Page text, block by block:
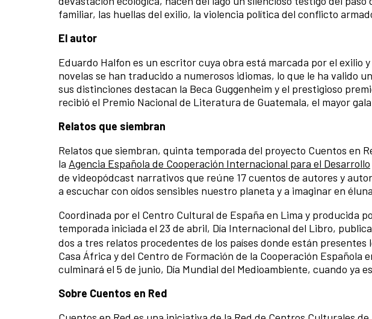
familiar, las huellas del exilio, la violencia política del conflicto
El autor
Eduardo Halfon es un escritor cuya obra está marcada por el exilio
novelas se han traducido a numerosos idiomas, lo que le ha valido
sus distinciones destacan la Beca Guggenheim y el prestigioso
recibió el Premio Nacional de Literatura de Guatemala, el mayor
Relatos que siembran
Relatos que siembran, quinta temporada del proyecto Cuentos en
la Agencia Española de Cooperación Internacional para el Desarrollo
de videopódcast narrativos que reúne 17 cuentos de autores y
a escuchar con oídos sensibles nuestro planeta y a imaginar en
Coordinada por el Centro Cultural de España en Lima y producida
temporada iniciada el 23 de abril, Día Internacional del Libro,
dos a tres relatos procedentes de los países donde están presentes
Casa África y del Centro de Formación de la Cooperación Española
culminará el 5 de junio, Día Mundial del Medioambiente, cuando ya
Sobre Cuentos en Red